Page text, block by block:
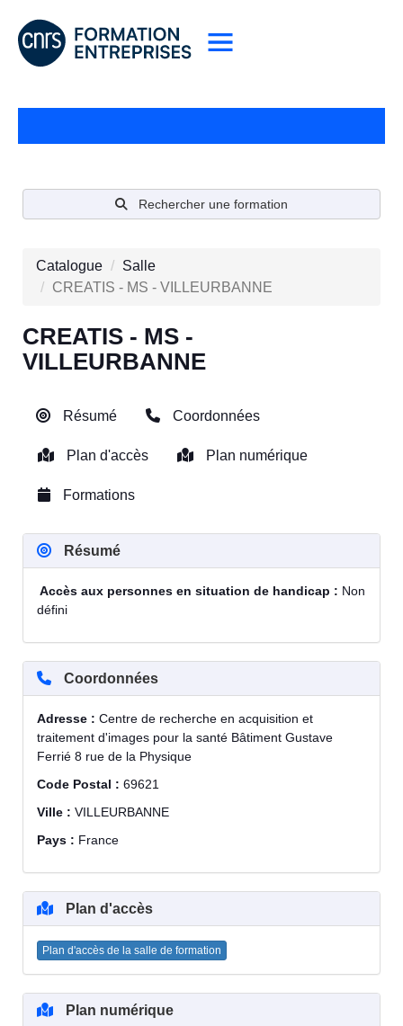
Rechercher une formation
Catalogue
Salle
CREATIS - MS - VILLEURBANNE
CREATIS - MS -
VILLEURBANNE
Résumé Coordonnées
Plan d'accès Plan numérique
Formations
Résumé
Accès aux personnes en situation de handicap : Non
défini
Coordonnées
Adresse : Centre de recherche en acquisition et
traitement d'images pour la santé Bâtiment Gustave
Ferrié 8 rue de la Physique
Code Postal : 69621
Ville : VILLEURBANNE
Pays : France
Plan d'accès
Plan d'accès de la salle de formation
Plan numérique